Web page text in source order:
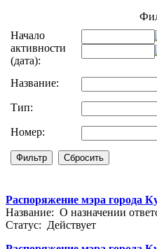
Начало
активности
(дата):
Название:
Тип:
Номер:
Распоряжение мэра города
Название: О назначении
Статус: Действует